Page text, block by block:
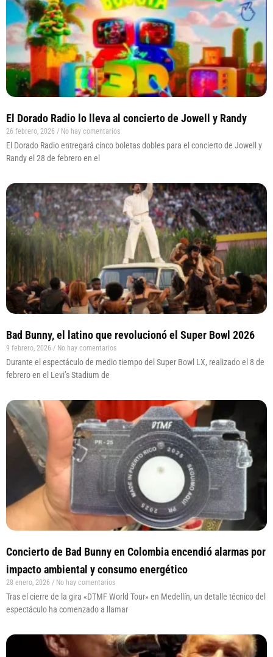
El Dorado Radio lo lleva al concierto de Jowell y Randy
26 febrero, 2026 No hay comentarios
El Dorado Radio entregará cinco boletas dobles para el concierto de Jowell y
Randy el 28 de febrero en el
Bad Bunny, el latino que revolucionó el Super Bowl 2026
9 febrero, 2026 No hay comentarios
Durante el espectáculo de medio tiempo del Super Bowl LX, realizado el 8 de
febrero en el Levi’s Stadium de
Concierto de Bad Bunny en Colombia encendió alarmas por
impacto ambiental y consumo energético
28 enero, 2026 No hay comentarios
Tras el cierre de la gira «DTMF World Tour» en Medellín, un detalle técnico del
espectáculo ha comenzado a llamar